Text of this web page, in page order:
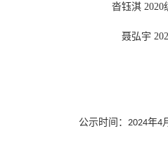
沓钰淇 2020
聂弘宇
公示时间： 2024年4